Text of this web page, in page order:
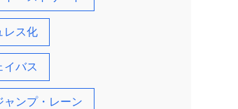
レス化
イバス
ャンプ・レーン